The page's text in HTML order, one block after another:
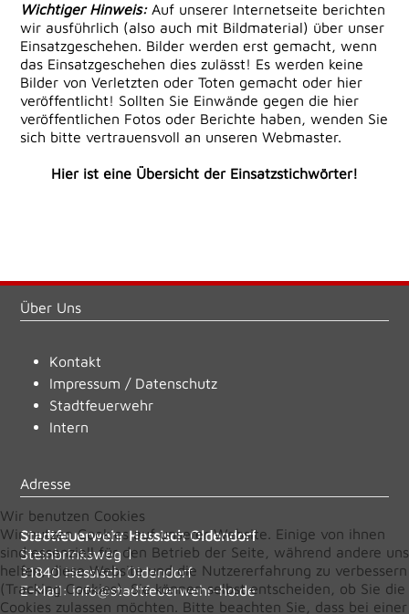
Wichtiger Hinweis: Auf unserer Internetseite berichten
wir ausführlich (also auch mit Bildmaterial) über unser
Einsatzgeschehen. Bilder werden erst gemacht, wenn
das Einsatzgeschehen dies zulässt! Es werden keine
Bilder von Verletzten oder Toten gemacht oder hier
veröffentlicht! Sollten Sie Einwände gegen die hier
veröffentlichen Fotos oder Berichte haben, wenden Sie
sich bitte vertrauensvoll an unseren Webmaster.
Hier ist eine Übersicht der Einsatzstichwörter!
Über Uns
Kontakt
Impressum / Datenschutz
Stadtfeuerwehr
Intern
Adresse
Stadtfeuerwehr Hessisch Oldendorf
Steinbrinksweg 1
31840 Hessisch Oldendorf
E-Mail:info@stadtfeuerwehr-ho.de
Wir benutzen Cookies
Wir nutzen Cookies auf unserer Website. Einige von ihnen
sind essenziell für den Betrieb der Seite, während andere uns
helfen, diese Website und die Nutzererfahrung zu verbessern
(Tracking Cookies). Sie können selbst entscheiden, ob Sie die
Cookies zulassen möchten. Bitte beachten Sie, dass bei einer